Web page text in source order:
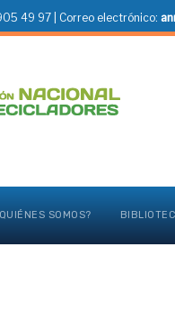
49 97 | Correo electrónico:
SOMOS?